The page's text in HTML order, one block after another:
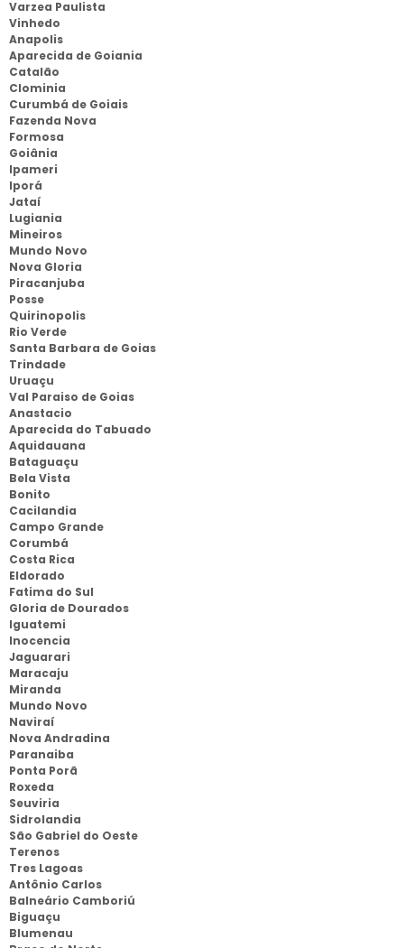
Varzea Paulista
Vinhedo
Anapolis
Aparecida de Goiania
Catalão
Clominia
Curumbá de Goiais
Fazenda Nova
Formosa
Goiânia
Ipameri
Iporá
Jataí
Lugiania
Mineiros
Mundo Novo
Nova Gloria
Piracanjuba
Posse
Quirinopolis
Rio Verde
Santa Barbara de Goias
Trindade
Uruaçu
Val Paraiso de Goias
Anastacio
Aparecida do Tabuado
Aquidauana
Bataguaçu
Bela Vista
Bonito
Cacilandia
Campo Grande
Corumbá
Costa Rica
Eldorado
Fatima do Sul
Gloria de Dourados
Iguatemi
Inocencia
Jaguarari
Maracaju
Miranda
Mundo Novo
Naviraí
Nova Andradina
Paranaiba
Ponta Porã
Roxeda
Seuviria
Sidrolandia
São Gabriel do Oeste
Terenos
Tres Lagoas
Antônio Carlos
Balneário Camboriú
Biguaçu
Blumenau